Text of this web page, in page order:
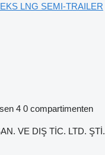
LNG SEMI-TRAILER
4 0 compartimenten
VE DIŞ TİC. LTD. ŞTİ.